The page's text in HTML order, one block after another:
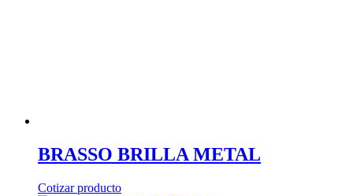
BRASSO BRILLA METAL
Cotizar producto